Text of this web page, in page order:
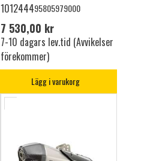
101244495805979000
7 530,00 kr
7-10 dagars lev.tid (Avvikelser
förekommer)
Lägg i varukorg